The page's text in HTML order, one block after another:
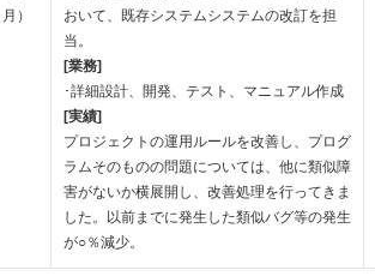
）
おいて、既存システムシステムの改訂を担
当。
[業務]
･詳細設計、開発、テスト、マニュアル作成
[実績]
プロジェクトの運用ルールを改善し、プログ
ラムそのものの問題については、他に類似障
害がないか横展開し、改善処理を行ってきま
した。以前までに発生した類似バグ等の発生
が○％減少。